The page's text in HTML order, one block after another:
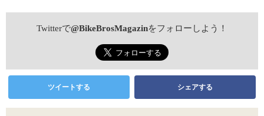
Twitterで@BikeBrosMagazinをフォローしよう！
ツイートする シェアする